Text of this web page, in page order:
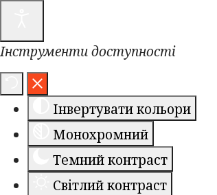
Інструменти доступності
Інвертувати кольори
Монохромний
Темний контраст
Світлий контраст